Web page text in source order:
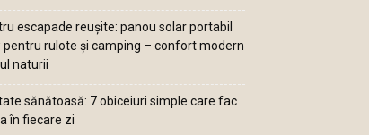
escapade reușite: panou solar portabil
pentru rulote și camping – confort modern
naturii
sănătoasă: 7 obiceiuri simple care fac
în fiecare zi